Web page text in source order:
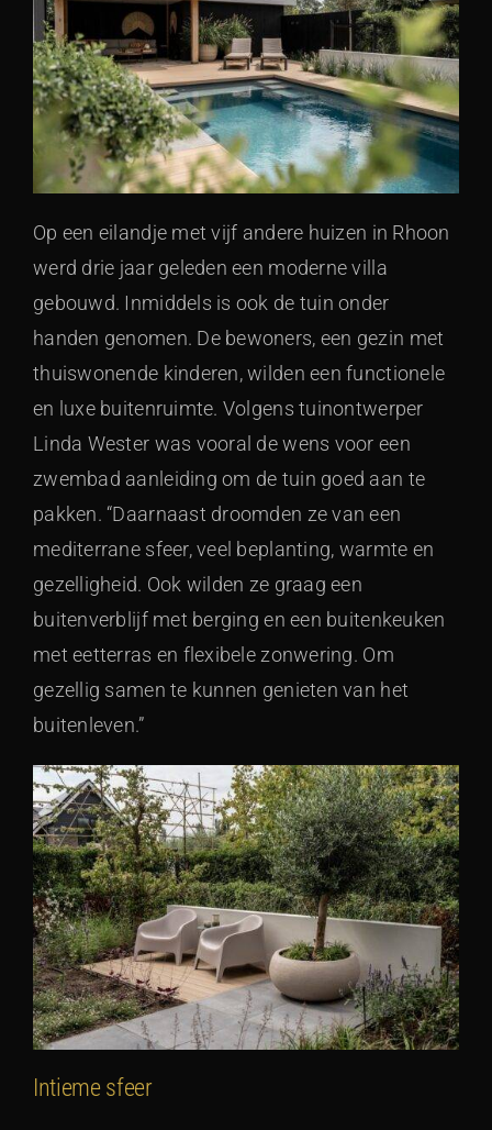
Op een eilandje met vijf andere huizen in Rhoon
werd drie jaar geleden een moderne villa
gebouwd. Inmiddels is ook de tuin onder
handen genomen. De bewoners, een gezin met
thuiswonende kinderen, wilden een functionele
en luxe buitenruimte. Volgens tuinontwerper
Linda Wester was vooral de wens voor een
zwembad aanleiding om de tuin goed aan te
pakken. “Daarnaast droomden ze van een
mediterrane sfeer, veel beplanting, warmte en
gezelligheid. Ook wilden ze graag een
buitenverblijf met berging en een buitenkeuken
met eetterras en flexibele zonwering. Om
gezellig samen te kunnen genieten van het
buitenleven.”
Intieme sfeer